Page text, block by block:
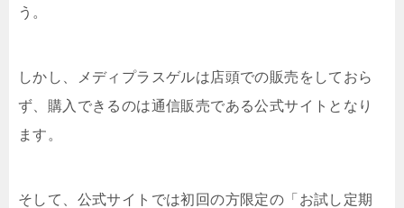
う。
しかし、メディプラスゲルは店頭での販売をしておら
ず、購入できるのは通信販売である公式サイトとなり
ます。
そして、公式サイトでは初回の方限定の「お試し定期